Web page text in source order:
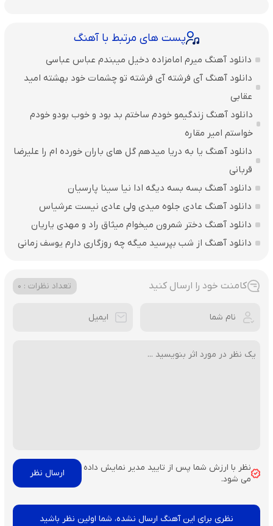
پست های مرتبط با آهنگ
دانلود آهنگ میرم امامزاده دخیل میبندم عباس عباسی
دانلود آهنگ آی فرشته آی فرشته تو چشمات خود بهشته امید
عقابی
دانلود آهنگ زندگیمو خودم ساختم بد بود و خوب بودو خودم
خواستم امیر مقاره
دانلود آهنگ یا به دریا میدهم گل های باران‌ خورده ام را علیرضا
قربانی
دانلود آهنگ بسه بسه دیگه ادا نیا سینا پارسیان
دانلود آهنگ عادی جلوه میدی ولی عادی نیست عرشیاس
دانلود آهنگ دختر شمرون میخوام میثاق راد و مهدی یاریان
دانلود آهنگ از شب بپرسید میگه چه روزگاری دارم یوسف زمانی
کامنت خود را ارسال کنید تعداد نظرات : 0
نظر با ارزش شما پس از تایید مدیر نمایش داده
می شود.
نظری برای این آهنگ ارسال نشده، شما اولین نظر باشید